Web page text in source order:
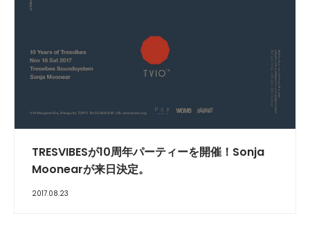
TRESVIBESが10周年パーティーを開催！Sonja
Moonearが来日決定。
2017.08.23